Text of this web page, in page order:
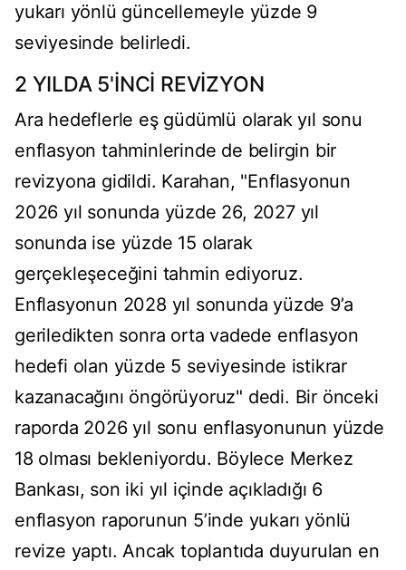
yukarı yönlü güncellemeyle yüzde 9
seviyesinde belirledi.
2 YILDA 5'İNCİ REVİZYON
Ara hedeflerle eş güdümlü olarak yıl sonu
enflasyon tahminlerinde de belirgin bir
revizyona gidildi. Karahan, "Enflasyonun
2026 yıl sonunda yüzde 26, 2027 yıl
sonunda ise yüzde 15 olarak
gerçekleşeceğini tahmin ediyoruz.
Enflasyonun 2028 yıl sonunda yüzde 9’a
geriledikten sonra orta vadede enflasyon
hedefi olan yüzde 5 seviyesinde istikrar
kazanacağını öngörüyoruz" dedi. Bir önceki
raporda 2026 yıl sonu enflasyonunun yüzde
18 olması bekleniyordu. Böylece Merkez
Bankası, son iki yıl içinde açıkladığı 6
enflasyon raporunun 5’inde yukarı yönlü
revize yaptı. Ancak toplantıda duyurulan en